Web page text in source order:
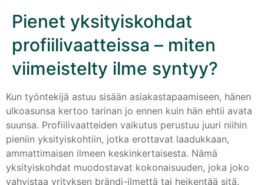
Pienet yksityiskohdat
profiilivaatteissa – miten
viimeistelty ilme syntyy?
Kun työntekijä astuu sisään asiakastapaamiseen, hänen
ulkoasunsa kertoo tarinan jo ennen kuin hän ehtii avata
suunsa. Profiilivaatteiden vaikutus perustuu juuri niihin
pieniin yksityiskohtiin, jotka erottavat laadukkaan,
ammattimaisen ilmeen keskinkertaisesta. Nämä
yksityiskohdat muodostavat kokonaisuuden, joka joko
vahvistaa yrityksen brändi-ilmettä tai heikentää sitä.